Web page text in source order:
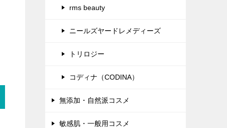
rms beauty
ニールズヤードレメディーズ
トリロジー
コディナ（CODINA）
無添加・自然派コスメ
敏感肌・一般用コスメ